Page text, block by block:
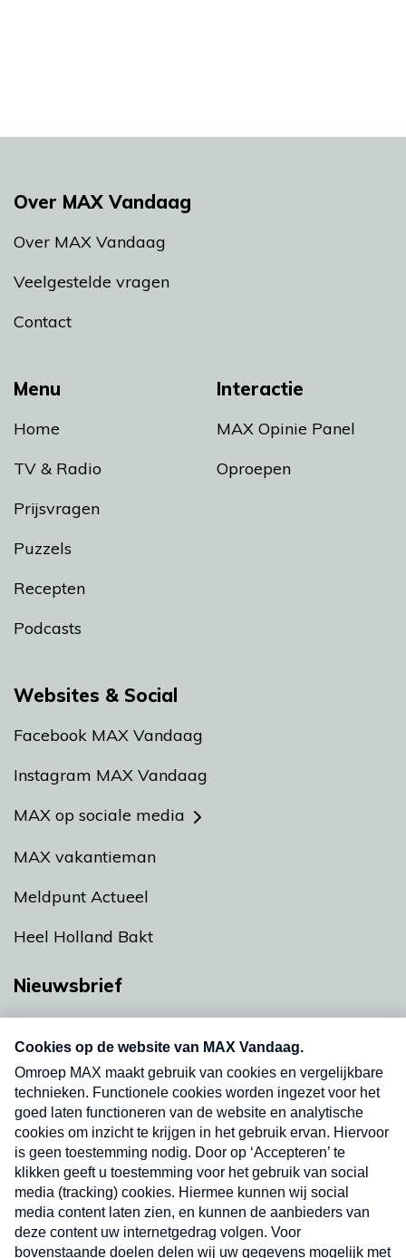
Menu
Home
TV & Radio
Prijsvragen
Puzzels
Recepten
Podcasts
Interactie
MAX Opinie Panel
Oproepen
Over MAX Vandaag
Over MAX Vandaag
Veelgestelde vragen
Contact
Websites & Social
Facebook MAX Vandaag
Instagram MAX Vandaag
MAX op sociale media
MAX vakantieman
Meldpunt Actueel
Heel Holland Bakt
Nieuwsbrief
nieuwsbrief. Elke vrijdag- en dinsdagochtend in
uw mailbox.
Verzend